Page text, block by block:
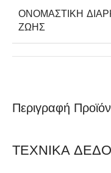
Περιγραφή
ΤΕΧΝΙΚΑ
ΟΝΟΜΑΣΤΙΚΉ
ΖΩΉΣ